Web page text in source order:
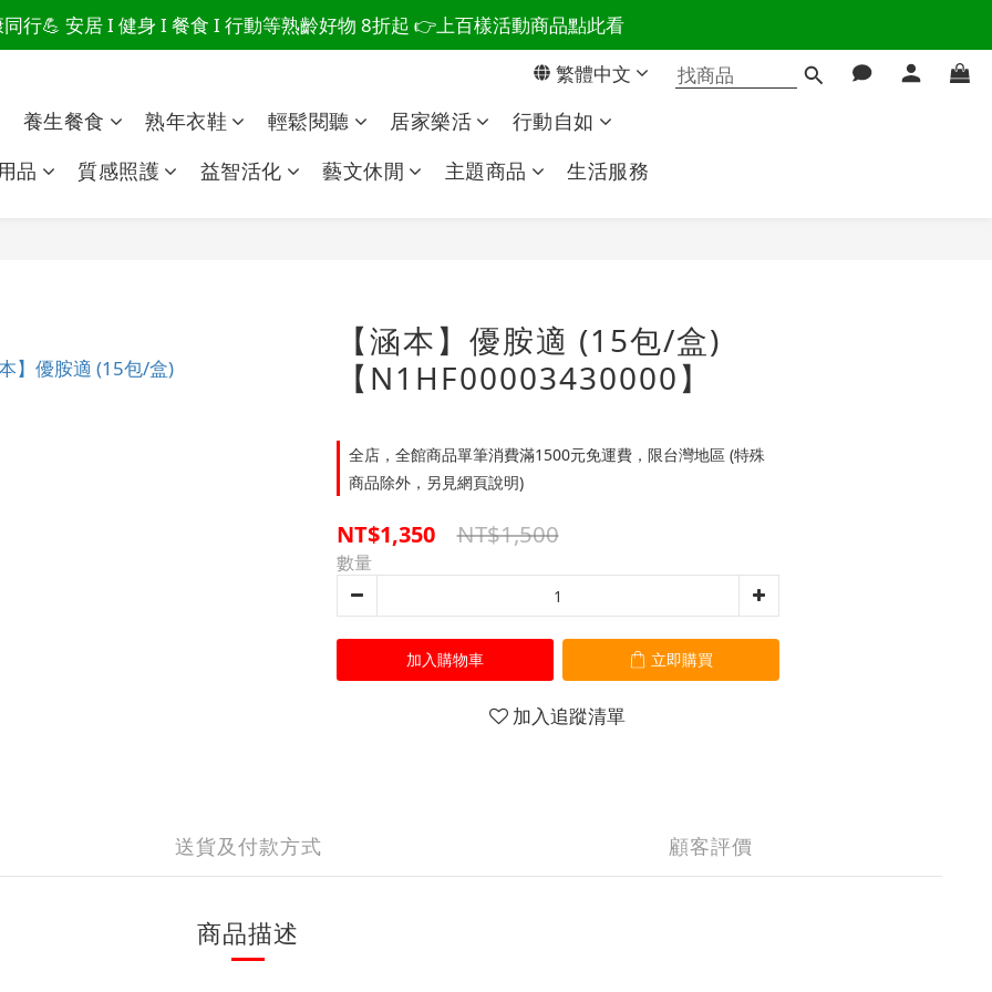
總說「不用買」的堅強 👉 3大生活貼心巧思，找回他的生活主導權
行💪 安居 I 健身 I 餐食 I 行動等熟齡好物 8折起 👉上百樣活動商品點此看
總說「不用買」的堅強 👉 3大生活貼心巧思，找回他的生活主導權繁體中文
養生餐食 熟年衣鞋 輕鬆閱聽 居家樂活
行動自如
品
質感照護 益智活化 藝文休閒 主題商品 生活服務
【涵本】優胺適 (15包/盒)
【N1HF00003430000】
全店，全館商品單筆消費滿1500元免運費，限台灣地區 (特殊
商品除外，另見網頁說明)
NT$1,350 NT$1,500
數量
加入購物車 立即購買
加入追蹤清單
送貨及付款方式 顧客評價
商品描述